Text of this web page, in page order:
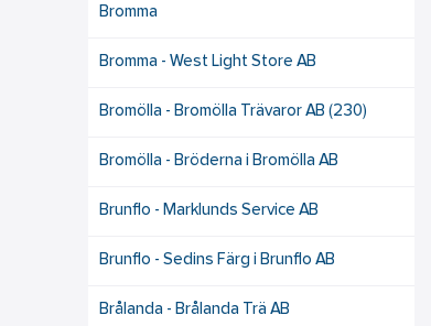
Bromma
Bromma - West Light Store AB
Bromölla - Bromölla Trävaror AB (230)
Bromölla - Bröderna i Bromölla AB
Brunflo - Marklunds Service AB
Brunflo - Sedins Färg i Brunflo AB
Brålanda - Brålanda Trä AB